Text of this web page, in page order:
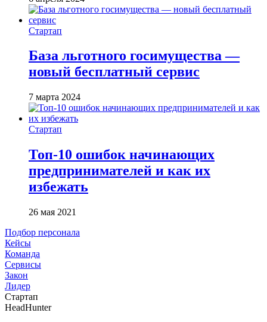
Стартап
База льготного госимущества —
новый бесплатный сервис
7 марта 2024
Стартап
Топ-10 ошибок начинающих
предпринимателей и как их
избежать
26 мая 2021
Подбор персонала
Кейсы
Команда
Сервисы
Закон
Лидер
Стартап
HeadHunter